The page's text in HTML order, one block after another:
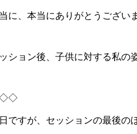
に、本当にありがとうござい
ション後、子供に対する私
ですが、セッションの最後の